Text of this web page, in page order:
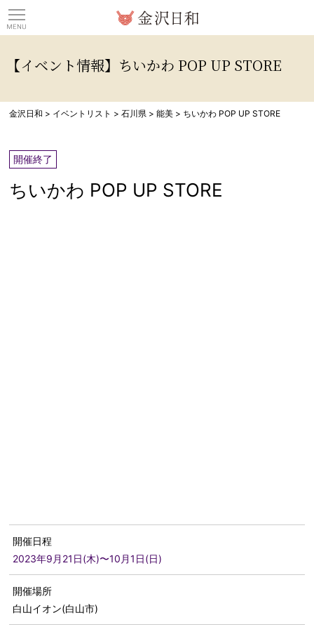
【イベント情報】ちいかわ POP UP STORE​
金沢日和 > イベントリスト >石川県 >能美 > ちいかわ POP UP STORE​
開催終了
ちいかわ POP UP STORE​
開催日程
2023年9月21日(木)〜10月1日(日)
開催場所
白山イオン(白山市)